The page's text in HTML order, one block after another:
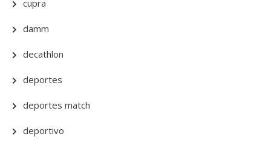
cupra
damm
decathlon
deportes
deportes match
deportivo